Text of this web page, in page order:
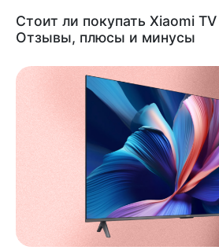
Стоит ли покупать Xiaomi
Отзывы, плюсы и минусы